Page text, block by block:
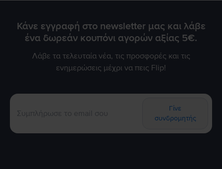
Κάνε εγγραφή στο newsletter μας και λάβε
ένα δωρεάν κουπόνι αγορών αξίας 5€.
Λάβε τα τελευταία νέα, τις προσφορές και τις
ενημερώσεις μέχρι να πεις Flip!
Γίνε
συνδρομητής